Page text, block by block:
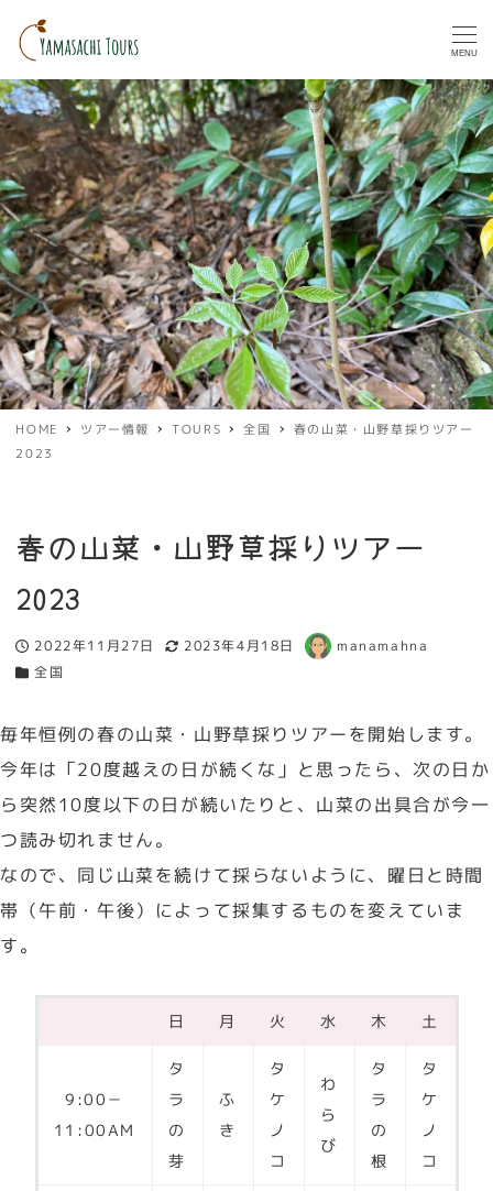
MENU
HOME ツアー情報 TOURS 全国
春の山菜・山野草採りツアー
2023
春の山菜・山野草採りツアー
2023
投稿日
2022年11月27日
更新日
2023年4月18日
著
manamahna
カテゴリー
全国
毎年恒例の春の山菜・山野草採りツアーを開始します。
今年は「20度越えの日が続くな」と思ったら、次の日か
ら突然10度以下の日が続いたりと、山菜の出具合が今一
つ読み切れません。
なので、同じ山菜を続けて採らないように、曜日と時間
帯（午前・午後）によって採集するものを変えていま
す。
日 月 火 水 木 土
9:00－
11:00AM
タ
ラ
の
芽
ふ
き
タ
ケ
ノ
コ
わ
ら
び
タ
ラ
の
根
タ
ケ
ノ
コ